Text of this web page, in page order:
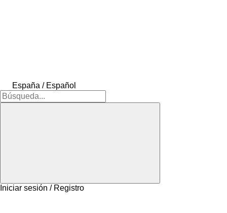
España / Español
Iniciar sesión / Registro